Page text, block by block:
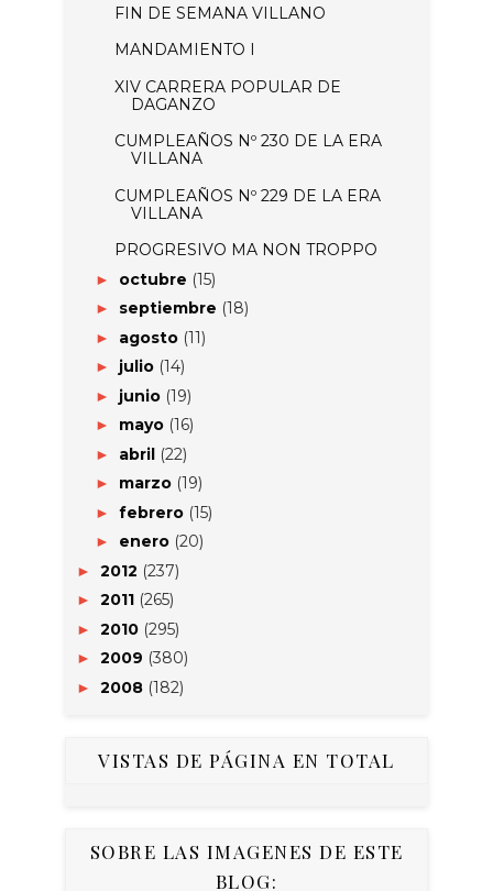
FIN DE SEMANA VILLANO
MANDAMIENTO I
XIV CARRERA POPULAR DE
DAGANZO
CUMPLEAÑOS Nº 230 DE LA ERA
VILLANA
CUMPLEAÑOS Nº 229 DE LA ERA
VILLANA
PROGRESIVO MA NON TROPPO
► octubre (15)
► septiembre (18)
► agosto (11)
► julio (14)
► junio (19)
► mayo (16)
► abril (22)
► marzo (19)
► febrero (15)
► enero (20)
► 2012 (237)
► 2011 (265)
► 2010 (295)
► 2009 (380)
► 2008 (182)
VISTAS DE PÁGINA EN TOTAL
SOBRE LAS IMAGENES DE ESTE
BLOG: